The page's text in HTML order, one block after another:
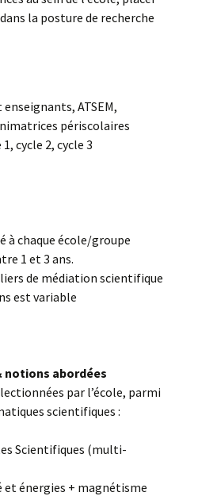
la posture de recherche
ATSEM,
périscolaires
cycle 2, cycle 3
à chaque école/groupe
1 et 3 ans.
de médiation scientifique
est variable
notions abordées
par l’école, parmi
scientifiques :
Scientifiques (multi-
énergies + magnétisme